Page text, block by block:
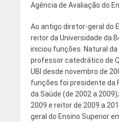
Agência de Avaliação do
Ao antigo diretor-geral do
reitor da Universidade da
iniciou funções. Natural da
professor catedrático de
UBI desde novembro de
funções foi presidente da
da Saúde (de 2002 a
2009 e reitor de 2009 a
geral do Ensino Superior